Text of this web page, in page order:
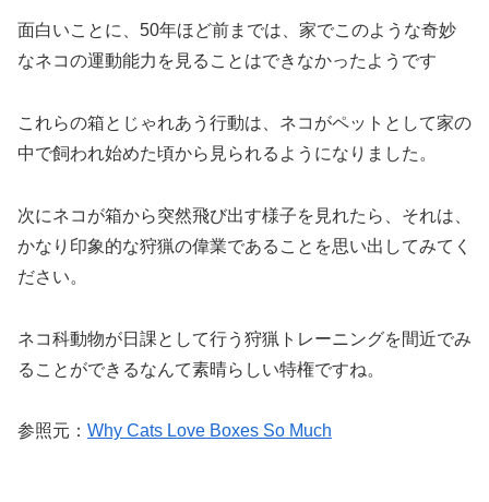
面白いことに、50年ほど前までは、家でこのような奇妙
なネコの運動能力を見ることはできなかったようです
これらの箱とじゃれあう行動は、ネコがペットとして家の
中で飼われ始めた頃から見られるようになりました。
次にネコが箱から突然飛び出す様子を見れたら、それは、
かなり印象的な狩猟の偉業であることを思い出してみてく
ださい。
ネコ科動物が日課として行う狩猟トレーニングを間近でみ
ることができるなんて素晴らしい特権ですね。
参照元： Why Cats Love Boxes So Much